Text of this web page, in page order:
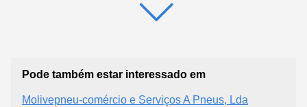
Pode também estar interessado em
Molivepneu-comércio e Serviços A Pneus, Lda